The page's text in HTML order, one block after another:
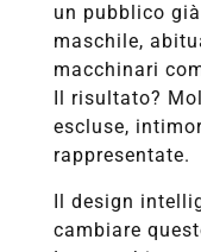
un pubblico
maschile,
macchinari
Il risultato?
escluse,
rappresentate.
Il design
cambiare